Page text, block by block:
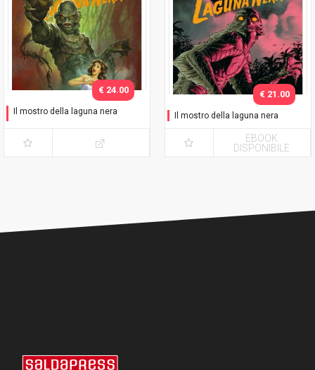
Il mostro della laguna nera
€ 24.00
Il mostro della laguna nera
€ 21.00
EBOOK
DISPONIBILE